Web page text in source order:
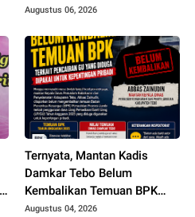
Pemesanan Racun Tikus
Augustus 06, 2026
Ternyata, Mantan Kadis
Damkar Tebo Belum
Kembalikan Temuan BPK
Terkait Pencairan GU yang
Augustus 04, 2026